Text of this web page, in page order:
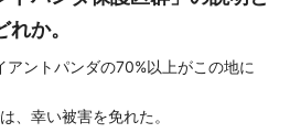
か。
ントパンダの70%以上がこの地に
、幸い被害を免れた。